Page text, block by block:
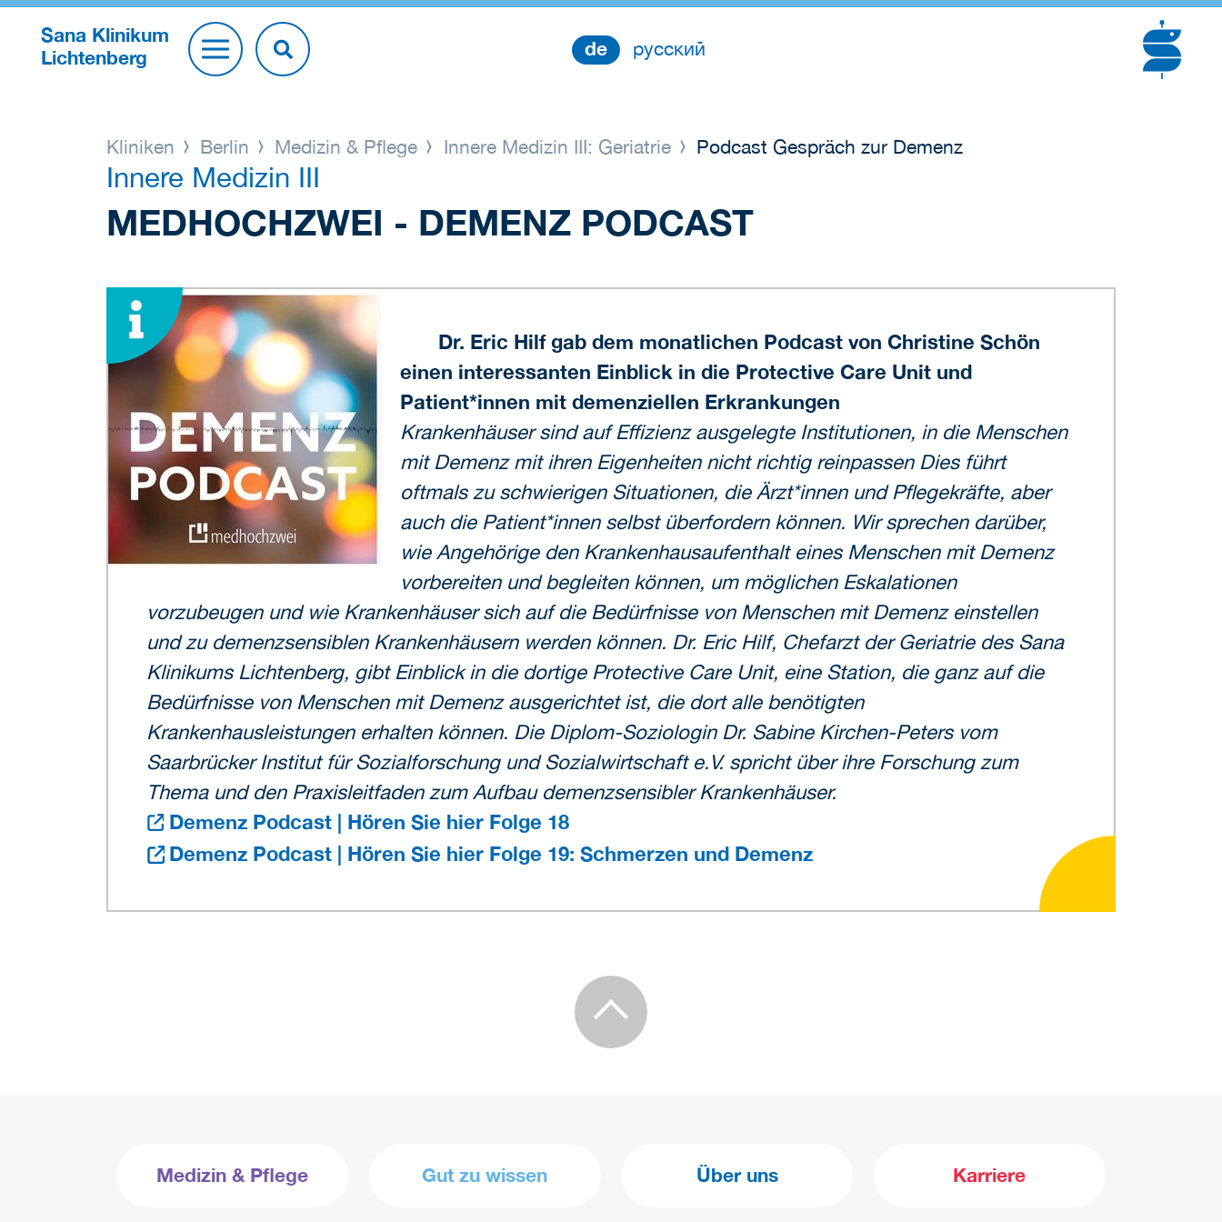
Sana Klinikum
Lichtenberg
de русский
Kliniken Berlin Medizin & Pflege Innere Medizin III: Geriatrie Podcast Gespräch zur Demenz
Innere Medizin III
MEDHOCHZWEI - DEMENZ PODCAST
Dr. Eric Hilf gab dem monatlichen Podcast von Christine Schön
einen interessanten Einblick in die Protective Care Unit und
Patient*innen mit demenziellen Erkrankungen
Krankenhäuser sind auf Effizienz ausgelegte Institutionen, in die Menschen
mit Demenz mit ihren Eigenheiten nicht richtig reinpassen Dies führt
oftmals zu schwierigen Situationen, die Ärzt*innen und Pflegekräfte, aber
auch die Patient*innen selbst überfordern können. Wir sprechen darüber,
wie Angehörige den Krankenhausaufenthalt eines Menschen mit Demenz
vorbereiten und begleiten können, um möglichen Eskalationen
vorzubeugen und wie Krankenhäuser sich auf die Bedürfnisse von Menschen mit Demenz einstellen
und zu demenzsensiblen Krankenhäusern werden können. Dr. Eric Hilf, Chefarzt der Geriatrie des Sana
Klinikums Lichtenberg, gibt Einblick in die dortige Protective Care Unit, eine Station, die ganz auf die
Bedürfnisse von Menschen mit Demenz ausgerichtet ist, die dort alle benötigten
Krankenhausleistungen erhalten können. Die Diplom-Soziologin Dr. Sabine Kirchen-Peters vom
Saarbrücker Institut für Sozialforschung und Sozialwirtschaft e.V. spricht über ihre Forschung zum
Thema und den Praxisleitfaden zum Aufbau demenzsensibler Krankenhäuser.
Demenz Podcast | Hören Sie hier Folge 18
Demenz Podcast | Hören Sie hier Folge 19: Schmerzen und Demenz
Medizin & Pflege Gut zu wissen Über uns Karriere